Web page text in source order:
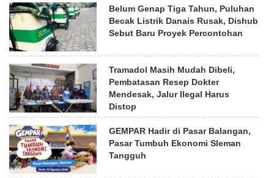
Belum Genap Tiga Tahun, Puluhan
Becak Listrik Danais Rusak, Dishub
Sebut Baru Proyek Percontohan
Tramadol Masih Mudah Dibeli,
Pembatasan Resep Dokter
Mendesak, Jalur Ilegal Harus
Distop
GEMPAR Hadir di Pasar Balangan,
Pasar Tumbuh Ekonomi Sleman
Tangguh